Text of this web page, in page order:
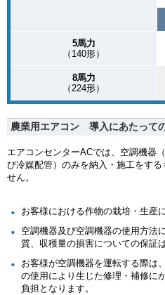
5馬力
（140形）
8馬力
（224形）
農業用エアコン 導入にあたって
エアコンセンターACでは、空調機器
び冷媒配管）のみを納入・施工をす
せん。
お客様における作物の栽培・生産
空調機器及び空調機器の使用方法
質、収穫量の損害についての保証
お客様が空調機器を運転する際は
の使用により生じた修理・補修に
負担となります。